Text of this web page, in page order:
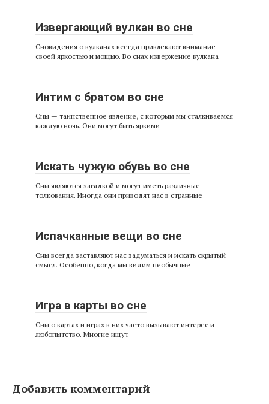
Извергающий вулкан во сне
Сновидения о вулканах всегда привлекают внимание
своей яркостью и мощью. Во снах извержение вулкана
Интим с братом во сне
Сны — таинственное явление, с которым мы сталкиваемся
каждую ночь. Они могут быть яркими
Искать чужую обувь во сне
Сны являются загадкой и могут иметь различные
толкования. Иногда они приводят нас в странные
Испачканные вещи во сне
Сны всегда заставляют нас задуматься и искать скрытый
смысл. Особенно, когда мы видим необычные
Игра в карты во сне
Сны о картах и играх в них часто вызывают интерес и
любопытство. Многие ищут
Добавить комментарий